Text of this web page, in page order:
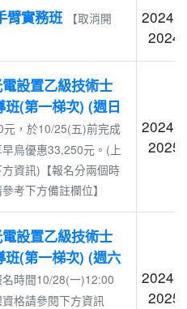
臂實務班
【取消開
2024-
設置乙級技術士
班(第一梯次) (週日
元，於10/25(五)前完成
鳥優惠33,250元。(上
資訊)【報名分兩個時
考下方備註欄位】
2024-
設置乙級技術士
班(第一梯次) (週六
時間10/28(一)12:00
格請參閱下方資訊
2024-